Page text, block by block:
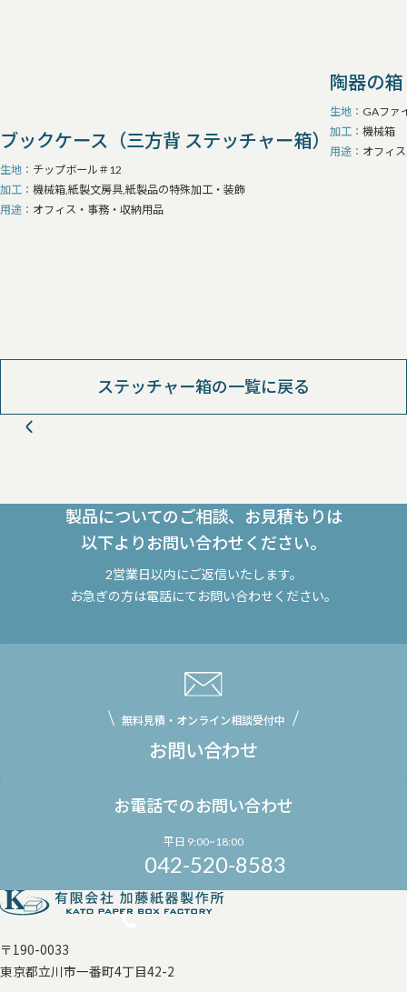
ブックケース（三方背 ステッチャー箱）
生地
チップボール＃12
加工
機械箱,紙製文房具,紙製品の特殊加工・装飾
用途
オフィス・事務・収納用品
陶器の
生地
GAファ
加工
機械箱
用途
オフィ
ステッチャー箱の一覧に戻る
製品についてのご相談、お見積もりは
以下よりお問い合わせください。
2営業日以内にご返信いたします。
お急ぎの方は電話にてお問い合わせください。
無料見積・オンライン相談受付中
お問い合わせ
お電話でのお問い合わせ
平日 9:00~18:00
042-520-8583
〒190-0033
東京都立川市一番町4丁目42-2